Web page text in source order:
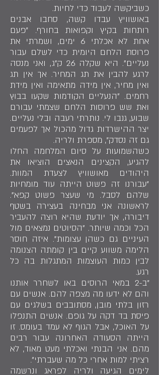
כשביקשה לעבוד כדי לחיות.
באושוויץ עבדו קשה, סחבו אבנים
רותחות בקיץ וקפואות בחורף. "פעם
אחת לא אכלתי 6 ימים, ושמרתי את
פרוסת הלחם היומית כדי לשלם עבור
נעליים". היא שקלה 26 ק"ג, ואני מנסה
לרגע להבין את תג המחיר. אך אין תג
ואין מחיר, אין מידה מתאימה ואין מידת
רחמים. "הנעליים הקודמות שקעו בבוץ
ואת שש פרוסות הלחם שצמתי עבורם
שבוע, גנבו לי. נותרתי רעבה ובלי נעליים.
יצר ההישרדות גדול מהכול אך לפעמים
גם זה נסדק", מספרת ולריה.
כשהשמועות על סיום המלחמה החלו
להגיע, הקצינים הנאצים הוציאו את
היהודים מאושוויץ לצעדת המוות.
"עבורנו זה פשוט הייתה עוד מומחיות
שלהם לסבל. מי שעצר פשוט קפא".
לראשונה אני מבחינה בעצירה בשטף
דיבורה, אך יודעת שהיא רוצה להעביר
הכל וכמה שיותר. "הסיוטים נמצאים מול
העיניים גם כשהן עצומות". איזה חוסר
הלימה משווע קיים בין קומתה הצנומה
לבין כמות העוצמות המתגלות בה כל
רגע.
"ב-2 במאי הרוסים באו לשחרר אותנו
והם לא ידעו מה מצפה להם. אנשים עם
רזון בלתי מובן, מסתובבים בשלגים עם
פיסת בד דקה על גופם. אנשים התנפלו
על האוכל, אבל הגוף לא עמד בעומס. זו
הייתה הסעודה האחרונה עבור רבים
מהם. אני הבנתי ואכלתי מעט מאוד, לא
רציתי למות אחרי כל מה שעברתי".
לימים הגיעה ולריה לפראג ונרשמה